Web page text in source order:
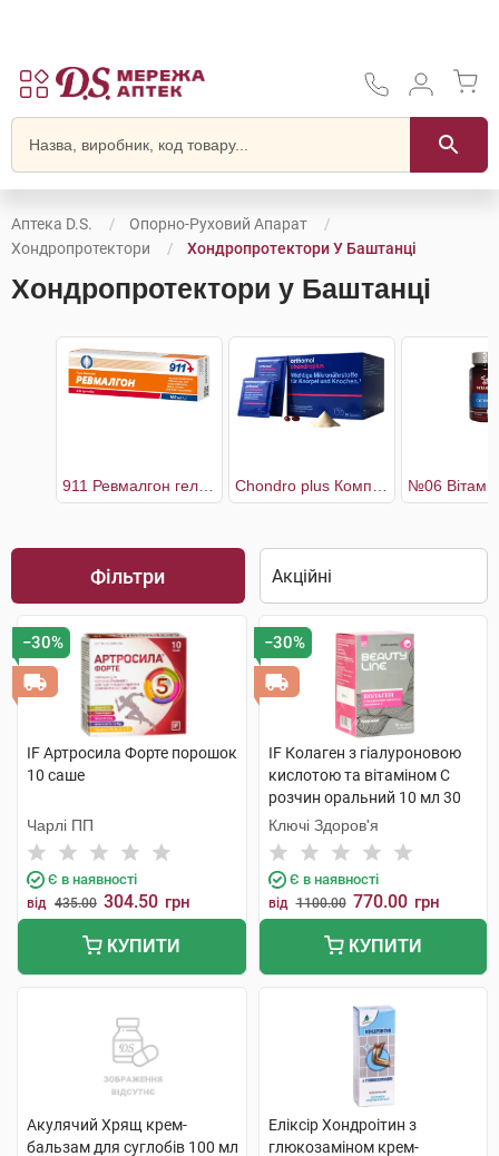
Аптека D.S.
Опорно-Руховий Апарат
Хондропротектори
Хондропротектори У Баштанці
Хондропротектори у Баштанці
Фільтри
−30%
IF Артросила Форте порошок
10 саше
Чарлі ПП
Є в наявності
від 435.00 304.50 грн
КУПИТИ
−30%
IF Колаген з гіалуроновою
кислотою та вітаміном C
розчин оральний 10 мл 30
стіків
Ключі Здоров'я
Є в наявності
від 1100.00 770.00 грн
КУПИТИ
Акулячий Хрящ крем-
бальзам для суглобів 100 мл
Еліксір Хондроітин з
глюкозаміном крем-